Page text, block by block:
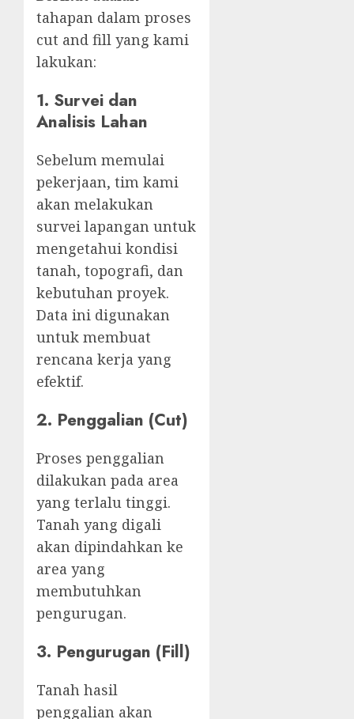
tahapan dalam proses
cut and fill yang kami
lakukan:
1. Survei dan
Analisis Lahan
Sebelum memulai
pekerjaan, tim kami
akan melakukan
survei lapangan untuk
mengetahui kondisi
tanah, topografi, dan
kebutuhan proyek.
Data ini digunakan
untuk membuat
rencana kerja yang
efektif.
2. Penggalian (Cut)
Proses penggalian
dilakukan pada area
yang terlalu tinggi.
Tanah yang digali
akan dipindahkan ke
area yang
membutuhkan
pengurugan.
3. Pengurugan (Fill)
Tanah hasil
penggalian akan